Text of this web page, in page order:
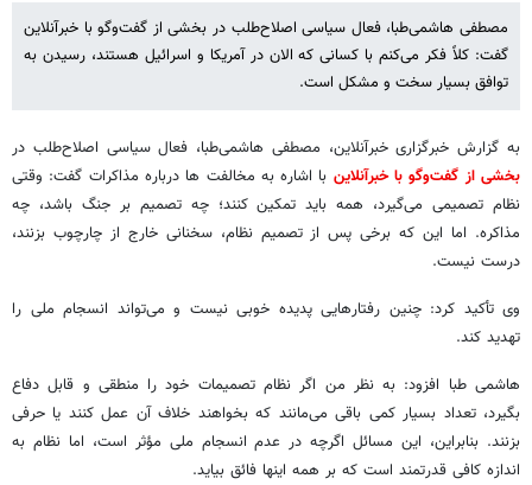
مصطفی هاشمی‌طبا، فعال سیاسی اصلاح‌طلب در بخشی از گفت‌وگو با خبرآنلاین
گفت: کلاً فکر می‌کنم با کسانی که الان در آمریکا و اسرائیل هستند، رسیدن به
توافق بسیار سخت و مشکل است.
به گزارش خبرگزاری خبرآنلاین، مصطفی هاشمی‌طبا، فعال سیاسی اصلاح‌طلب در
بخشی از گفت‌وگو با خبرآنلاین با اشاره به مخالفت ها درباره مذاکرات گفت: وقتی
نظام تصمیمی می‌گیرد، همه باید تمکین کنند؛ چه تصمیم بر جنگ باشد، چه
مذاکره. اما این که برخی پس از تصمیم نظام، سخنانی خارج از چارچوب بزنند،
درست نیست.
وی تأکید کرد: چنین رفتارهایی پدیده خوبی نیست و می‌تواند انسجام ملی را
تهدید کند.
هاشمی طبا افزود: به نظر من اگر نظام تصمیمات خود را منطقی و قابل دفاع
بگیرد، تعداد بسیار کمی باقی می‌مانند که بخواهند خلاف آن عمل کنند یا حرفی
بزنند. بنابراین، این مسائل اگرچه در عدم انسجام ملی مؤثر است، اما نظام به
اندازه کافی قدرتمند است که بر همه اینها فائق بیاید.